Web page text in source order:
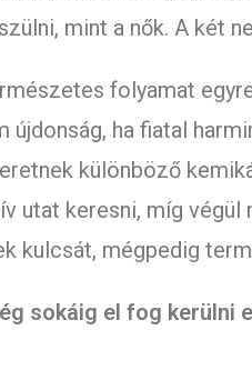
mint a nők. A két
folyamat
újdonság, ha fiatal
különböző
utat keresni, míg
kulcsát, mégpedig
sokáig el fog kerülni